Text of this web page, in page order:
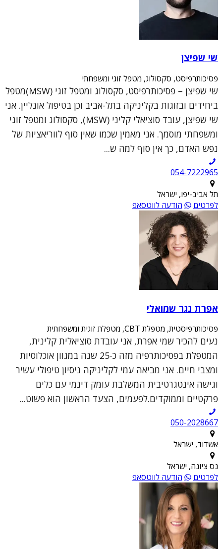
שי שפיצן
פסיכותרפיסט, סקסולוג, מטפל זוגי ומשפחתי
שי שפיצן – פסיכותרפיסט, סקסולוג ומטפל זוגי (MSW)מטפל
ביחידים ובזוגות בקליניקה בתל-אביב וכן בטיפול אונליין. אני
שי שפיצן, עובד סוציאלי קליני (MSW), סקסולוג ומטפל זוגי
ומשפחתי מוסמך. אני מאמין שכמו שאין סוף לווריאציות של
נפש האדם, כך אין סוף למה ש...
054-7222965
תל אביב-יפו, ישראל
לפרטים
הודעה לווטסאפ
אפרת נגר שמואלי
פסיכותרפיסטית, מטפלת CBT, מטפלת זוגית ומשפחתית
נעים להכיר שמי אפרת, אני עובדת סוציאלית קלינית,
המטפלת בפסיכותרפיה מזה כ-25 שנה במגוון אוכלוסיות
ומצבי חיים. אני מביאה עמי לקליניקה ניסיון טיפולי עשיר
וגישה אינטגרטיבית המשלבת עומק דינמי עם כלים
פרקטיים וממוקדים.לפעמים, הצעד הראשון הוא פשוט...
050-2028667
אשדוד, ישראל
נס ציונה, ישראל
לפרטים
הודעה לווטסאפ